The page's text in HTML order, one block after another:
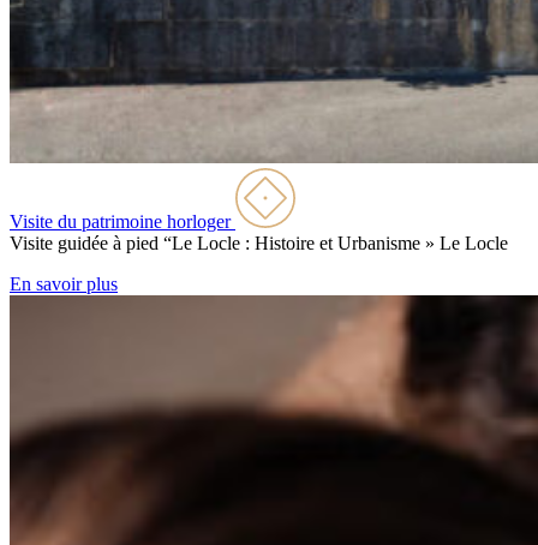
Visite du patrimoine horloger
Visite guidée à pied “Le Locle : Histoire et Urbanisme » Le Locle
En savoir plus